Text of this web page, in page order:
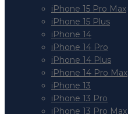
iPhone 15 Pro Max
iPhone 15 Plus
iPhone 14
iPhone 14 Pro
iPhone 14 Plus
iPhone 14 Pro Max
iPhone 13
iPhone 13 Pro
iPhone 13 Pro Max